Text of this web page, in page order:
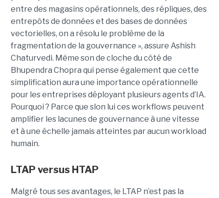
entre des magasins opérationnels, des répliques, des
entrepôts de données et des bases de données
vectorielles, on a résolu le problème de la
fragmentation de la gouvernance », assure Ashish
Chaturvedi. Même son de cloche du côté de
Bhupendra Chopra qui pense également que cette
simplification aura une importance opérationnelle
pour les entreprises déployant plusieurs agents d’IA.
Pourquoi ? Parce que slon lui ces workflows peuvent
amplifier les lacunes de gouvernance à une vitesse
et à une échelle jamais atteintes par aucun workload
humain.
LTAP versus HTAP
Malgré tous ses avantages, le LTAP n’est pas la